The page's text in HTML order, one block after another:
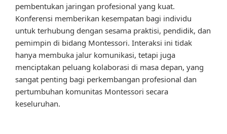
pembentukan jaringan profesional yang kuat.
Konferensi memberikan kesempatan bagi individu
untuk terhubung dengan sesama praktisi, pendidik, dan
pemimpin di bidang Montessori. Interaksi ini tidak
hanya membuka jalur komunikasi, tetapi juga
menciptakan peluang kolaborasi di masa depan, yang
sangat penting bagi perkembangan profesional dan
pertumbuhan komunitas Montessori secara
keseluruhan.